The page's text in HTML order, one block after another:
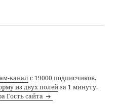
каналс 19000 подписчиков.
из двух полейза 1 минуту.
Гость сайта